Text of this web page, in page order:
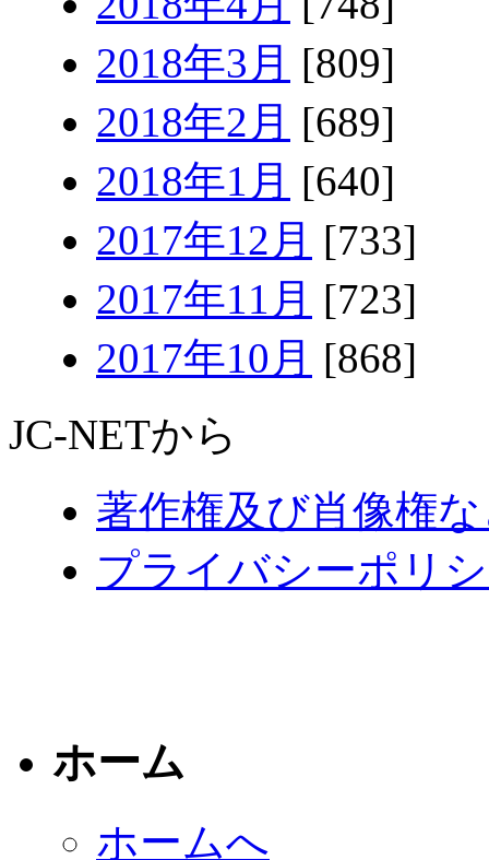
2018年3月 [809]
2018年2月 [689]
2018年1月 [640]
2017年12月 [733]
2017年11月 [723]
2017年10月 [868]
JC-NETから
著作権及び肖像権
プライバシーポリ
ホーム
ホームへ